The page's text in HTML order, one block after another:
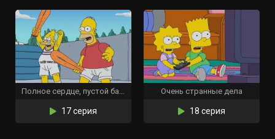
Полное сердце, пустой бассейн
17 серия
Очень странные дела
18 серия